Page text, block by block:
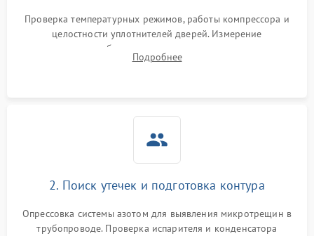
работе
2000 ₽ Подробнее →
1000 ₽
1800 ₽
Проверка температурных режимов, работы компрессора и
целостности уплотнителей дверей. Измерение
сопротивления обмоток мотора, проверка термостата и
считывание кодов ошибок с электронного дисплея.
Подробнее
2. Поиск утечек и подготовка контура
Опрессовка системы азотом для выявления микротрещин в
трубопроводе. Проверка испарителя и конденсатора